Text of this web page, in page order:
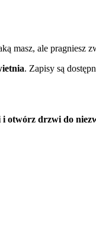
masz, ale pragniesz
. Zapisy są
drzwi do